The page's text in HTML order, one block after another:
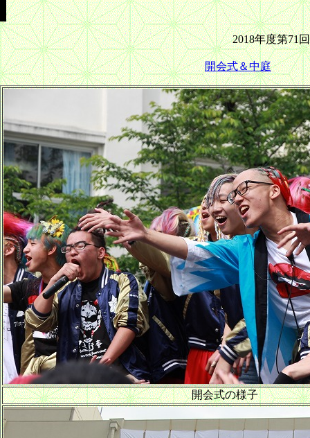
2018年度第71
開会式＆中庭
開会式の様子